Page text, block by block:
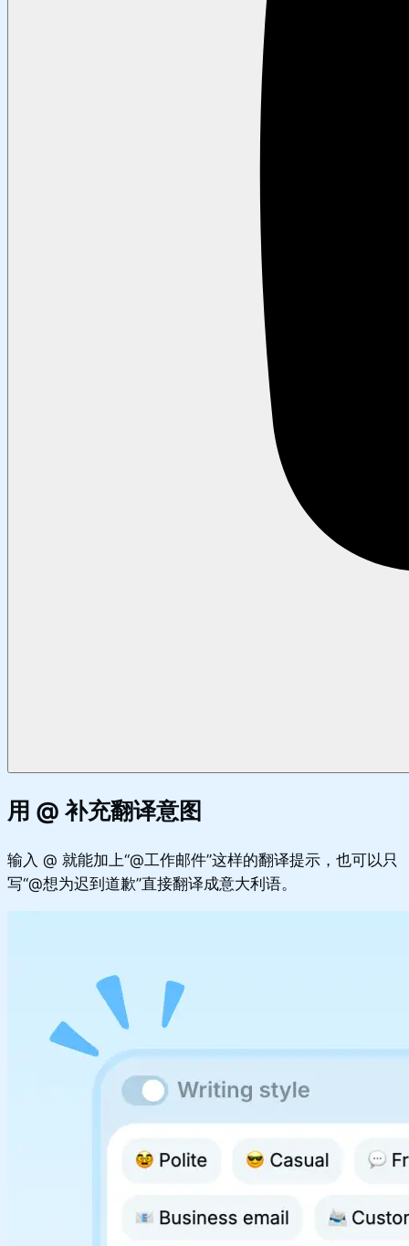
用 @ 补充翻译意图
输入 @ 就能加上“@工作邮件”这样的翻译提示，也可以只
写“@想为迟到道歉”直接翻译成意大利语。